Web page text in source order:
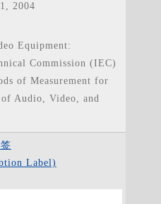
2004
Equipment:
Commission (IEC)
of Measurement for
Audio, Video, and
Label)